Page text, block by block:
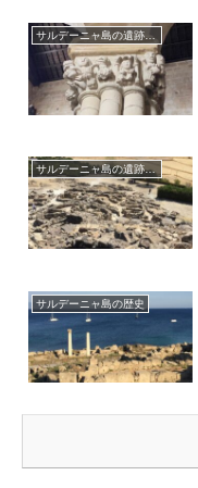
サルデーニャ島の遺跡、教会、祭り
サルデーニャ島の遺跡、教会、祭り
サルデーニャ島の歴史